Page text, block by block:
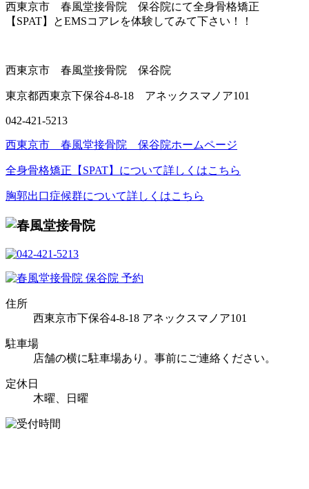
西東京市 春風堂接骨院 保谷院にて全身骨格矯正
【SPAT】とEMSコアレを体験してみて下さい！！
西東京市 春風堂接骨院 保谷院
東京都西東京下保谷4-8-18 アネックスマノア101
042-421-5213
西東京市 春風堂接骨院 保谷院ホームページ
全身骨格矯正【SPAT】について詳しくはこちら
胸郭出口症候群について詳しくはこちら
住所
西東京市下保谷4-8-18 アネックスマノア101
駐車場
店舗の横に駐車場あり。事前にご連絡ください。
定休日
木曜、日曜